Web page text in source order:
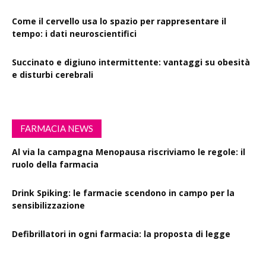
Come il cervello usa lo spazio per rappresentare il
tempo: i dati neuroscientifici
Succinato e digiuno intermittente: vantaggi su obesità
e disturbi cerebrali
FARMACIA NEWS
Al via la campagna Menopausa riscriviamo le regole: il
ruolo della farmacia
Drink Spiking: le farmacie scendono in campo per la
sensibilizzazione
Defibrillatori in ogni farmacia: la proposta di legge